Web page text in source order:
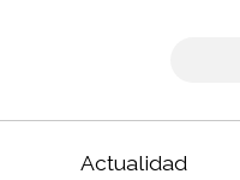
Actualidad